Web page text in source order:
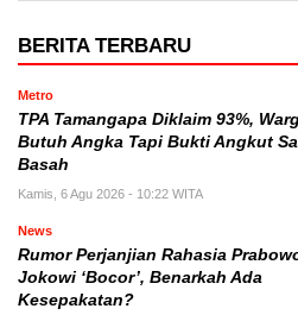
BERITA TERBARU
Metro
TPA Tamangapa Diklaim 93%,
Butuh Angka Tapi Bukti Angkut
Basah
Kamis, 6 Agu 2026 - 10:22 WITA
News
Rumor Perjanjian Rahasia
Jokowi ‘Bocor’, Benarkah Ada
Kesepakatan?